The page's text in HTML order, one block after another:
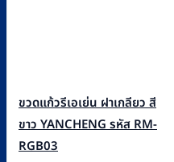
ขวดแก้วรีเอเย่น ฝาเกลียว สี
ขาว YANCHENG รหัส RM-
RGB03